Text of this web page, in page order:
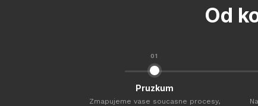
Od
01
Pruzkum
Zmapujeme vase soucasne procesy,